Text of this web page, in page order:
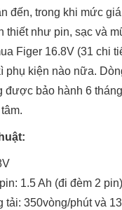
đến, trong khi mức
thiết như pin, sạc và
Figer 16.8V (31 chi
phụ kiện nào nữa.
được bảo hành 6
1.5 Ah (đi đèm 2 pin)
tải: 350vòng/phút và